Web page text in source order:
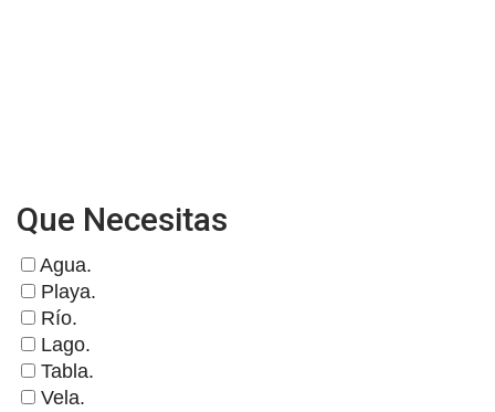
Que Necesitas
Agua.
Playa.
Río.
Lago.
Tabla.
Vela.